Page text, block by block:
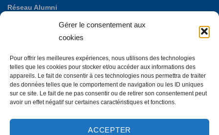
Gérer le consentement aux
cookies
Pour offrir les meilleures expériences, nous utilisons des technologies
telles que les cookies pour stocker et/ou accéder aux informations des
appareils. Le fait de consentir à ces technologies nous permettra de traiter
des données telles que le comportement de navigation ou les ID uniques
sur ce site. Le fait de ne pas consentir ou de retirer son consentement peut
avoir un effet négatif sur certaines caractéristiques et fonctions.
ACCEPTER
Réseau Alumni
Nos offres d'emploi
Fondation des Maristes de Puylata
La Neylière, maison d'accueil mariste